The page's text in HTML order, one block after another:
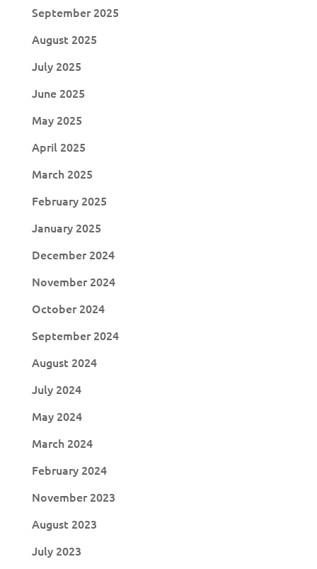
September 2025
August 2025
July 2025
June 2025
May 2025
April 2025
March 2025
February 2025
January 2025
December 2024
November 2024
October 2024
September 2024
August 2024
July 2024
May 2024
March 2024
February 2024
November 2023
August 2023
July 2023